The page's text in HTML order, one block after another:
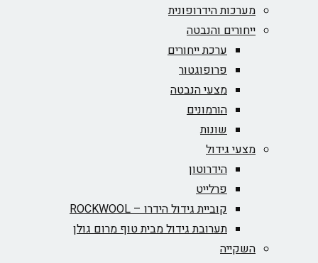
מערכות הידרופונית
ייחורים והנבטה
ערכת ייחורים
פרופוגטור
מצעי הנבטה
הורמונים
שונות
מצעי גידול
הידרוטון
פרלייט
קוביית גידול הידרו – ROCKWOOL‏
תערובת גידול מבית טוף מרום גולן
השקייה